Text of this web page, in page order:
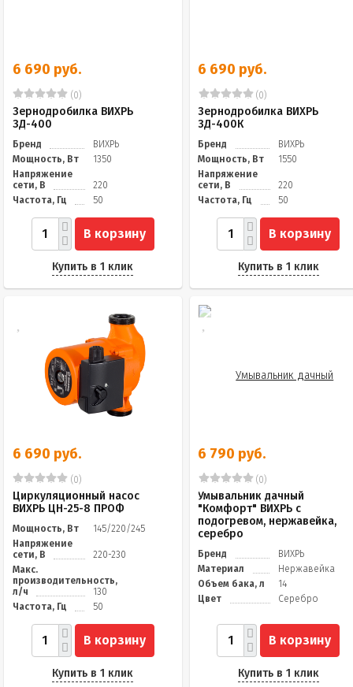
6 690 руб.
(0)
Зернодробилка ВИХРЬ
ЗД-400
Бренд
ВИХРЬ
Мощность, Вт
1350
Напряжение
сети, В
220
Частота, Гц
50
В корзину
Купить в 1 клик
6 690 руб.
(0)
Зернодробилка ВИХРЬ
ЗД-400К
Бренд
ВИХРЬ
Мощность, Вт
1550
Напряжение
сети, В
220
Частота, Гц
50
В корзину
Купить в 1 клик
6 690 руб.
(0)
Циркуляционный насос
ВИХРЬ ЦН-25-8 ПРОФ
Мощность, Вт
145/220/245
Напряжение
сети, В
220-230
Макс.
производительность,
л/ч
130
Частота, Гц
50
В корзину
Купить в 1 клик
6 790 руб.
(0)
Умывальник дачный
"Комфорт" ВИХРЬ с
подогревом, нержавейка,
серебро
Бренд
ВИХРЬ
Материал
Нержавейка
Объем бака, л
14
Цвет
Серебро
В корзину
Купить в 1 клик